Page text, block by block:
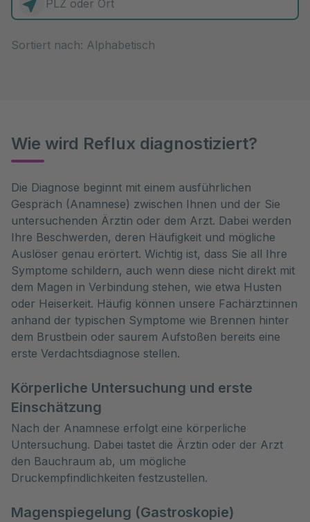
Wie wird Reflux diagnostiziert?
Die Diagnose beginnt mit einem ausführlichen
Gespräch (Anamnese) zwischen Ihnen und der Sie
untersuchenden Ärztin oder dem Arzt. Dabei werden
Ihre Beschwerden, deren Häufigkeit und mögliche
Auslöser genau erörtert. Wichtig ist, dass Sie all Ihre
Symptome schildern, auch wenn diese nicht direkt mit
dem Magen in Verbindung stehen, wie etwa Husten
oder Heiserkeit. Häufig können unsere Fachärzt:innen
anhand der typischen Symptome wie Brennen hinter
dem Brustbein oder saurem Aufstoßen bereits eine
erste Verdachtsdiagnose stellen.
Körperliche Untersuchung und erste
Einschätzung
Nach der Anamnese erfolgt eine körperliche
Untersuchung. Dabei tastet die Ärztin oder der Arzt
den Bauchraum ab, um mögliche
Druckempfindlichkeiten festzustellen.
Magenspiegelung (Gastroskopie)